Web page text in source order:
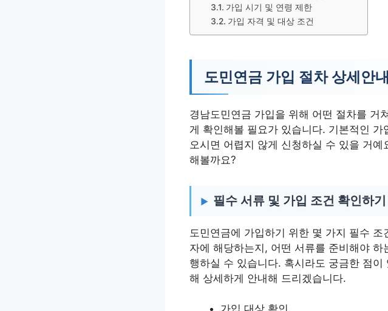
가입 시기 및 연령 제한
가입 자격 및 대상 조건
도민연금 가입 절차 상세안내
경남도민연금 가입을 위해 어떤 절차를 거
게 확인해볼 필요가 있습니다. 기본적인
오시면 어렵지 않게 신청하실 수 있을 거
해볼까요?
필수 서류 및 가입 조건 확인하기
도민연금에 가입하기 위한 몇 가지 필수
자에 해당하는지, 어떤 서류를 준비해야
행하실 수 있습니다. 혹시라도 궁금한 점
해 상세하게 안내해 드리겠습니다.